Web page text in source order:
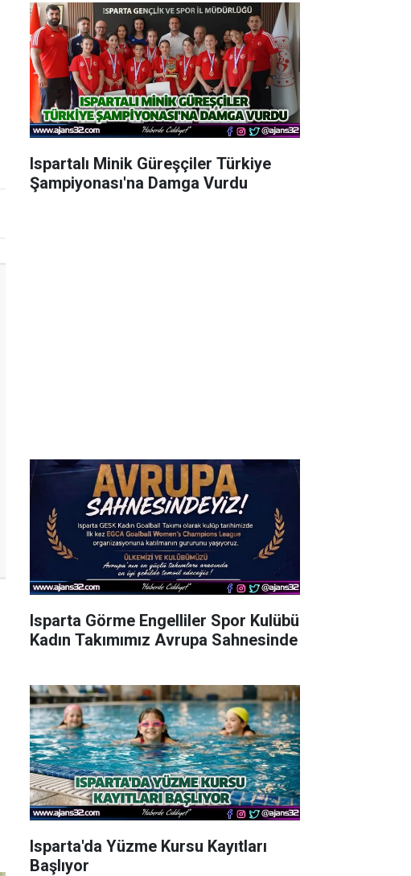
Ispartalı Minik Güreşçiler Türkiye
Şampiyonası'na Damga Vurdu
Isparta Görme Engelliler Spor Kulübü
Kadın Takımımız Avrupa Sahnesinde
Isparta'da Yüzme Kursu Kayıtları
Başlıyor